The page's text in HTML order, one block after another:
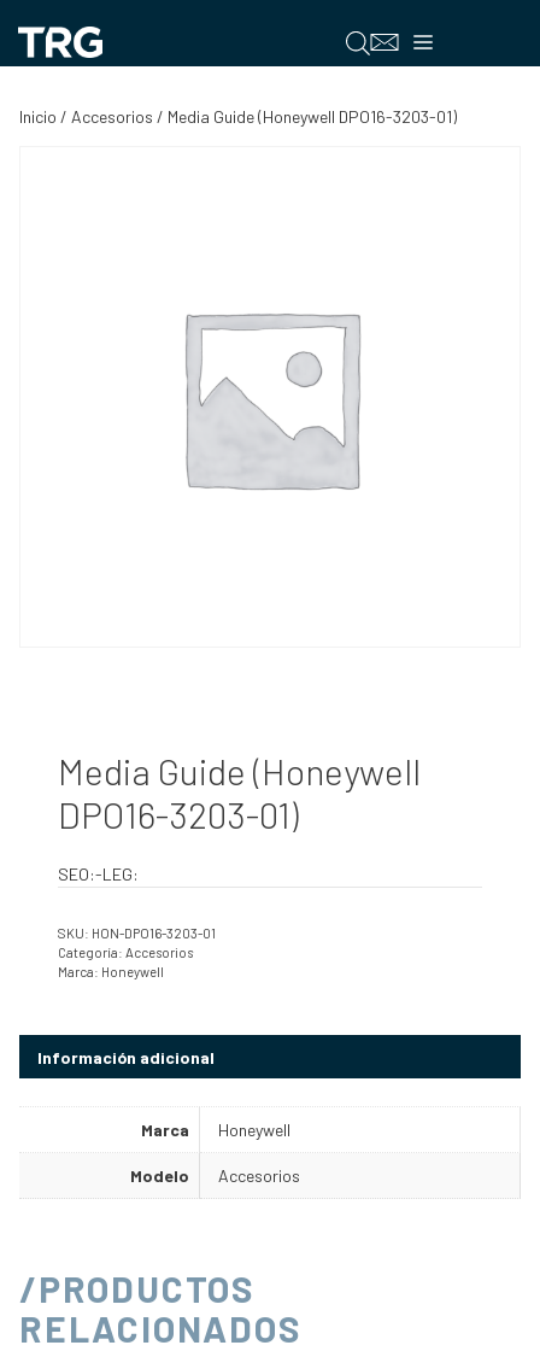
contenido
Menú
Inicio / Accesorios / Media Guide (Honeywell DPO16-3203-01)
Media Guide (Honeywell
DPO16-3203-01)
SEO:-LEG:
SKU: HON-DPO16-3203-01
Categoría: Accesorios
Marca: Honeywell
Información adicional
Marca Honeywell
Modelo Accesorios
/PRODUCTOS
RELACIONADOS